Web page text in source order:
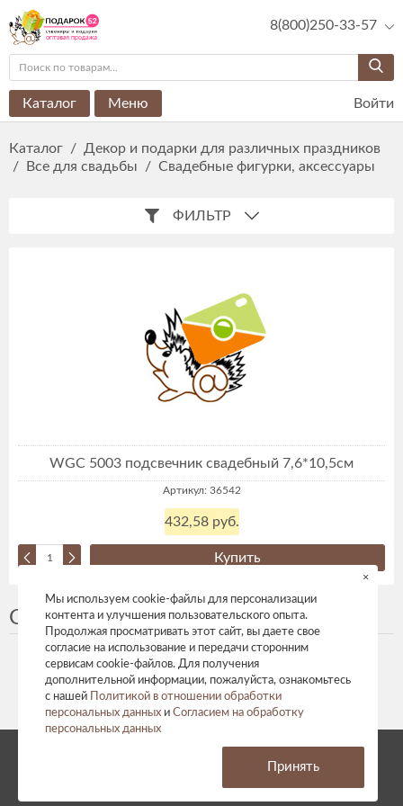
8(800)250-33-57
Каталог Меню Войти
Каталог / Декор и подарки для различных праздников
/
Все для свадьбы / Свадебные фигурки, аксессуары
ФИЛЬТР
WGC 5003 подсвечник свадебный 7,6*10,5см
Артикул: 36542
432,58 руб.
Купить
Свадебные фигурки, аксессуары
© 2026 год. Все права защищены.
Согласие на обработку персональных данных
Мы используем cookie-файлы для персонализации
контента и улучшения пользовательского опыта.
Продолжая просматривать этот сайт, вы даете свое
согласие на использование и передачи сторонним
сервисам cookie-файлов. Для получения
дополнительной информации, пожалуйста, ознакомьтесь
с нашей
Политикой в отношении обработки
персональных данных и Согласием на обработку
персональных данных
×
Принять